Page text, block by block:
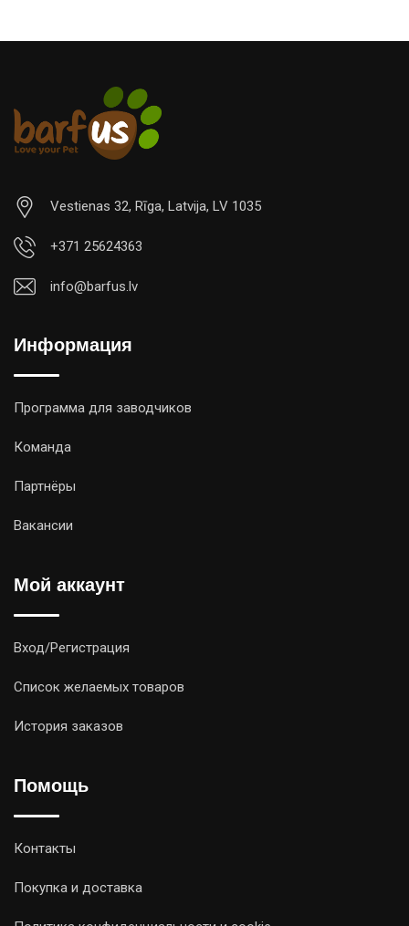
Vestienas 32, Rīga, Latvija, LV 1035
+371 25624363
info@barfus.lv
Информация
Программа для заводчиков
Команда
Партнёры
Вакансии
Мой аккаунт
Вход/Регистрация
Список желаемых товаров
История заказов
Помощь
Контакты
Покупка и доставка